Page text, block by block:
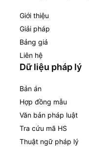
Giới thiệu
Giải pháp
Bảng giá
Liên hệ
Dữ liệu pháp lý
Bản án
Hợp đồng mẫu
Văn bản pháp luật
Tra cứu mã HS
Thuật ngữ pháp lý